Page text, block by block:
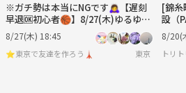
※ガチ勢は本当にNGです🙇‍♀️【遅刻
早退🆗初心者🏀】8/27(木)ゆるゆる
バスケットボール
8/27(木) 18:45
⭐️東京で友達を作ろう🗼 東京
[錦糸
設（
易度
8/20(
トリ